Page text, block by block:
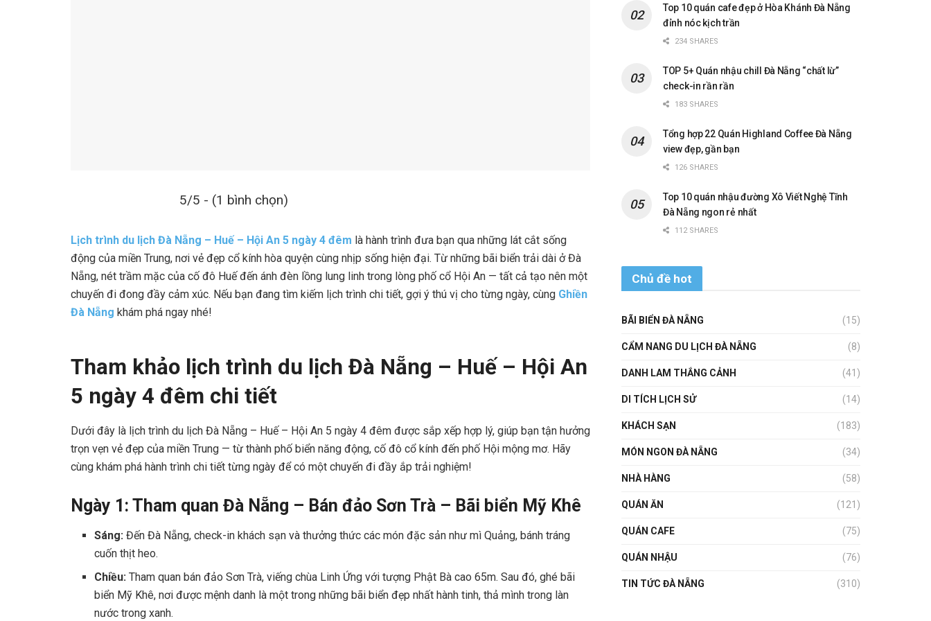
5/5 - (1 bình chọn)
Lịch trình du lịch Đà Nẵng – Huế – Hội An 5 ngày 4 đêm là hành trình đưa bạn qua những lát cắt sống
động của miền Trung, nơi vẻ đẹp cổ kính hòa quyện cùng nhịp sống hiện đại. Từ những bãi biển trải dài ở Đà
Nẵng, nét trầm mặc của cố đô Huế đến ánh đèn lồng lung linh trong lòng phố cổ Hội An — tất cả tạo nên một
chuyến đi đong đầy cảm xúc. Nếu bạn đang tìm kiếm lịch trình chi tiết, gợi ý thú vị cho từng ngày, cùng Ghiền
Đà Nẵng khám phá ngay nhé!
Tham khảo lịch trình du lịch Đà Nẵng – Huế – Hội An
5 ngày 4 đêm chi tiết
Dưới đây là lịch trình du lịch Đà Nẵng – Huế – Hội An 5 ngày 4 đêm được sắp xếp hợp lý, giúp bạn tận hưởng
trọn vẹn vẻ đẹp của miền Trung — từ thành phố biển năng động, cố đô cổ kính đến phố Hội mộng mơ. Hãy
cùng khám phá hành trình chi tiết từng ngày để có một chuyến đi đầy ắp trải nghiệm!
Ngày 1: Tham quan Đà Nẵng – Bán đảo Sơn Trà – Bãi biển Mỹ Khê
Sáng: Đến Đà Nẵng, check-in khách sạn và thưởng thức các món đặc sản như mì Quảng, bánh tráng
cuốn thịt heo.
Chiều: Tham quan bán đảo Sơn Trà, viếng chùa Linh Ứng với tượng Phật Bà cao 65m. Sau đó, ghé bãi
biển Mỹ Khê, nơi được mệnh danh là một trong những bãi biển đẹp nhất hành tinh, thả mình trong làn
nước trong xanh.
Top 10 quán cafe đẹp ở Hòa Khánh Đà Nẵng
đỉnh nóc kịch trần
234 SHARES
TOP 5+ Quán nhậu chill Đà Nẵng “chất lừ”
check-in rần rần
183 SHARES
Tổng hợp 22 Quán Highland Coffee Đà Nẵng
view đẹp, gần bạn
126 SHARES
Top 10 quán nhậu đường Xô Viết Nghệ Tĩnh
Đà Nẵng ngon rẻ nhất
112 SHARES
Chủ đề hot
BÃI BIỂN ĐÀ NẴNG (15)
CẨM NANG DU LỊCH ĐÀ NẴNG (8)
DANH LAM THẮNG CẢNH (41)
DI TÍCH LỊCH SỬ (14)
KHÁCH SẠN (183)
MÓN NGON ĐÀ NẴNG (34)
NHÀ HÀNG (58)
QUÁN ĂN (121)
QUÁN CAFE (75)
QUÁN NHẬU (76)
TIN TỨC ĐÀ NẴNG (310)